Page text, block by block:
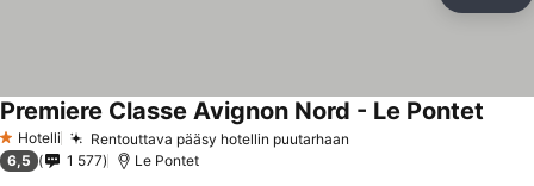
1 Tähtiluokitus
Hotelli Rentouttava pääsy hotellin puutarhaan
Premiere Classe Avignon Nord - Le Pontet
6,5 1 577 Le Pontet